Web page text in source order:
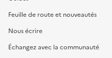
Feuille de route et nouveautés
Nous écrire
Échangez avec la communauté